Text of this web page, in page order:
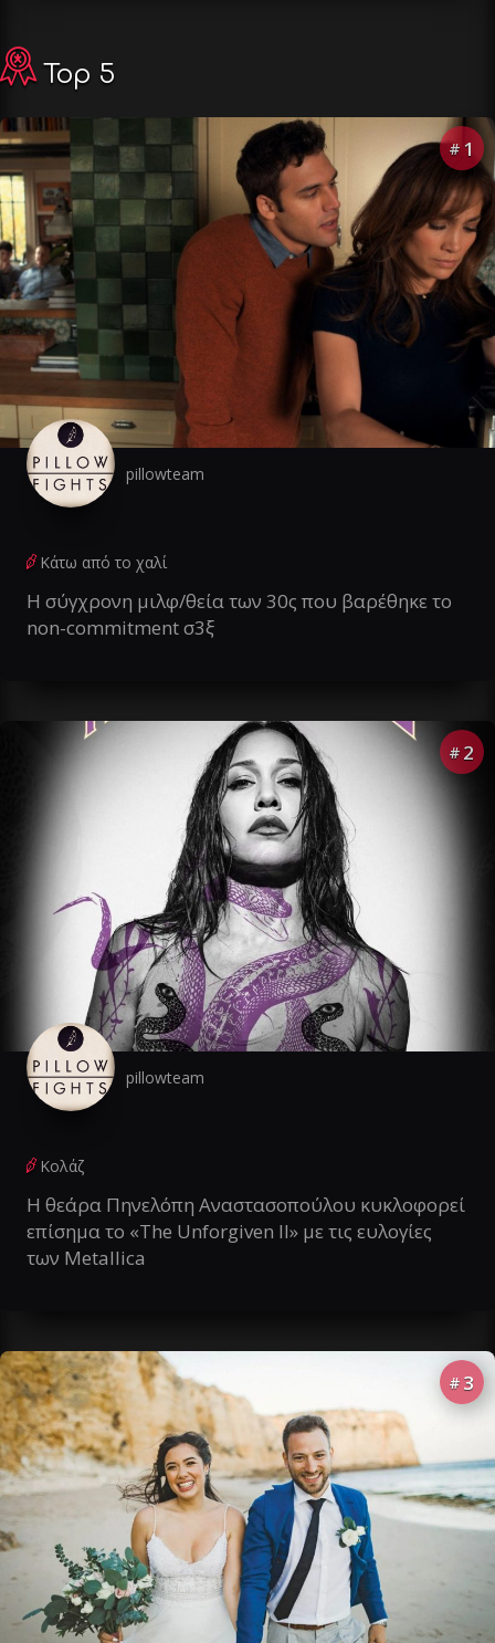
Top 5
# 1
pillowteam
Κάτω από το χαλί
Η σύγχρονη μιλφ/θεία των 30ς που βαρέθηκε το
non-commitment σ3ξ
# 2
pillowteam
Κολάζ
Η θεάρα Πηνελόπη Αναστασοπούλου κυκλοφορεί
επίσημα το «The Unforgiven II» με τις ευλογίες
των Metallica
# 3